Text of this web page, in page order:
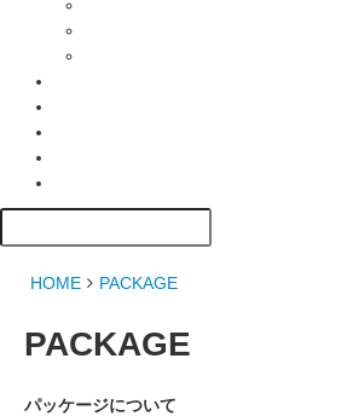
HOME PACKAGE
PACKAGE
パッケージについて